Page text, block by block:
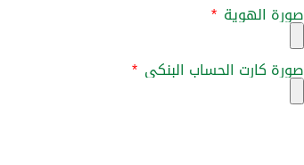
صورة الهوية
صورة كارت الحساب البنكي